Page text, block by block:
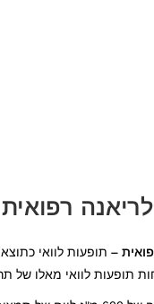
רפואית
– תופעות לוואי
תופעות לוואי מאלו של